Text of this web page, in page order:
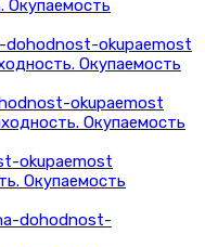
Окупаемость
Окупаемость
Окупаемость
Окупаемость